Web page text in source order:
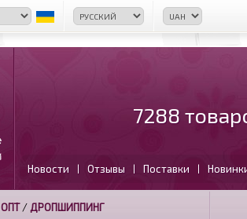
7288
Новости | Отзывы | Поставки |
ОПТ/ ДРОПШИППИНГ